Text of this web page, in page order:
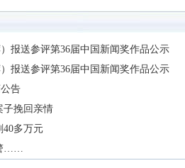
报送参评第36届中国新闻奖作品公示
报送参评第36届中国新闻奖作品公示
告
子挽回亲情
40多万元
……